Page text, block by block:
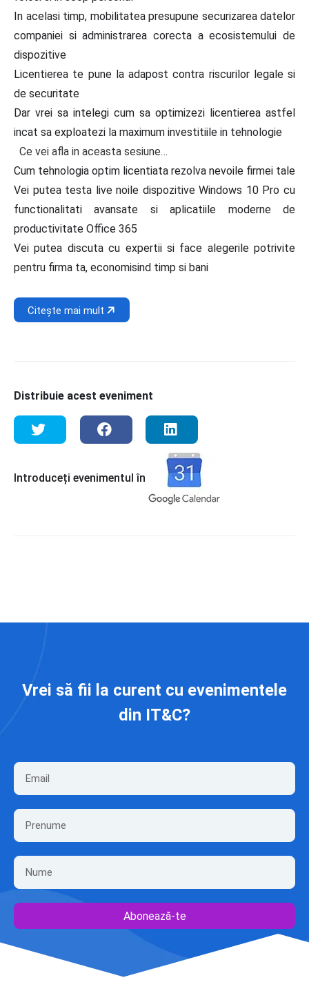
In acelasi timp, mobilitatea presupune securizarea datelor
companiei si administrarea corecta a ecosistemului de
dispozitive
Licentierea te pune la adapost contra riscurilor legale si
de securitate
Dar vrei sa intelegi cum sa optimizezi licentierea astfel
incat sa exploatezi la maximum investitiile in tehnologie
Ce vei afla in aceasta sesiune…
Cum tehnologia optim licentiata rezolva nevoile firmei tale
Vei putea testa live noile dispozitive Windows 10 Pro cu
functionalitati avansate si aplicatiile moderne de
productivitate Office 365
Vei putea discuta cu expertii si face alegerile potrivite
pentru firma ta, economisind timp si bani
Citește mai mult
Distribuie acest eveniment
Introduceți evenimentul în
Vrei să fii la curent cu evenimentele
din IT&C?
Abonează-te